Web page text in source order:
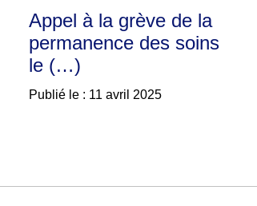
Appel à la grève de la
permanence des soins
le (…)
Publié le : 11 avril 2025